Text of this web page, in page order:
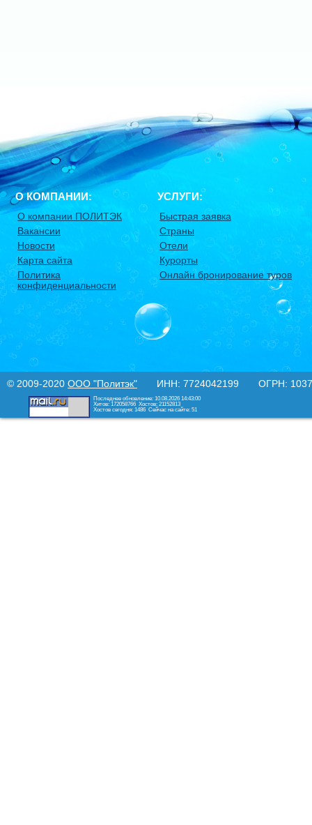
О КОМПАНИИ:
О компании ПОЛИТЭК
Вакансии
Новости
Карта сайта
Политика
конфиденциальности
УСЛУГИ:
Быстрая заявка
Страны
Отели
Курорты
Онлайн бронирование туров
© 2009-2020 ООО "Политэк" ИНН: 7724042199 ОГРН:
Последнее обновление: 10.08.2026 14:43:00
Хитов: 172058766 Хостов: 21152813
Хостов сегодня: 1486 Сейчас на сайте: 51